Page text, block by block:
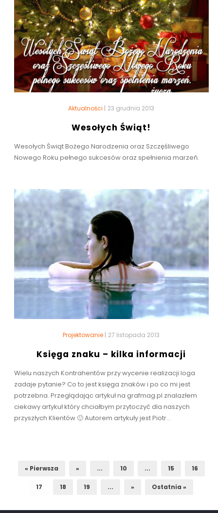
Aktualności | 23 grudnia 2013
Wesołych Świąt!
Wesołych Świąt Bożego Narodzenia oraz Szczęśliwego
Nowego Roku pełnego sukcesów oraz spełnienia marzeń.
Projektowanie | 27 listopada 2013
Księga znaku – kilka informacji
Wielu naszych Kontrahentów przy wycenie realizacji loga
zadaje pytanie? Co to jest księga znaków i po co mi jest
potrzebna. Przeglądając artykuł na grafmag.pl znalazłem
ciekawy artykuł który chciałbym przytoczyć dla naszych
przyszłych Klientów 🙂 Autorem artykuły jest Piotr...
« Pierwsza « ... 10 ... 15 16
17 18 19 ... » Ostatnia »